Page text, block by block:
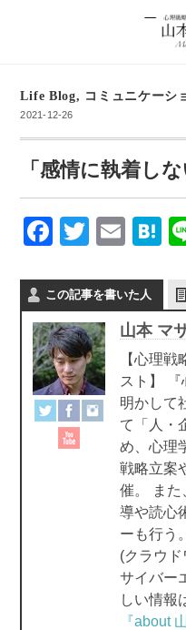
Life Blog, コミュニケーシ
2021-12-26
「感情に執着し
F
c
e
b
o
o
k
T
tt
er
E
ail
H
e
n
a
この記事を書いた人
山本 マ
【心理
スト】
明かして
て「人・
め、心理
戦略立案
催。 また
導や読心
ーも行う
(クラウ
サイバー
しい情報
『about